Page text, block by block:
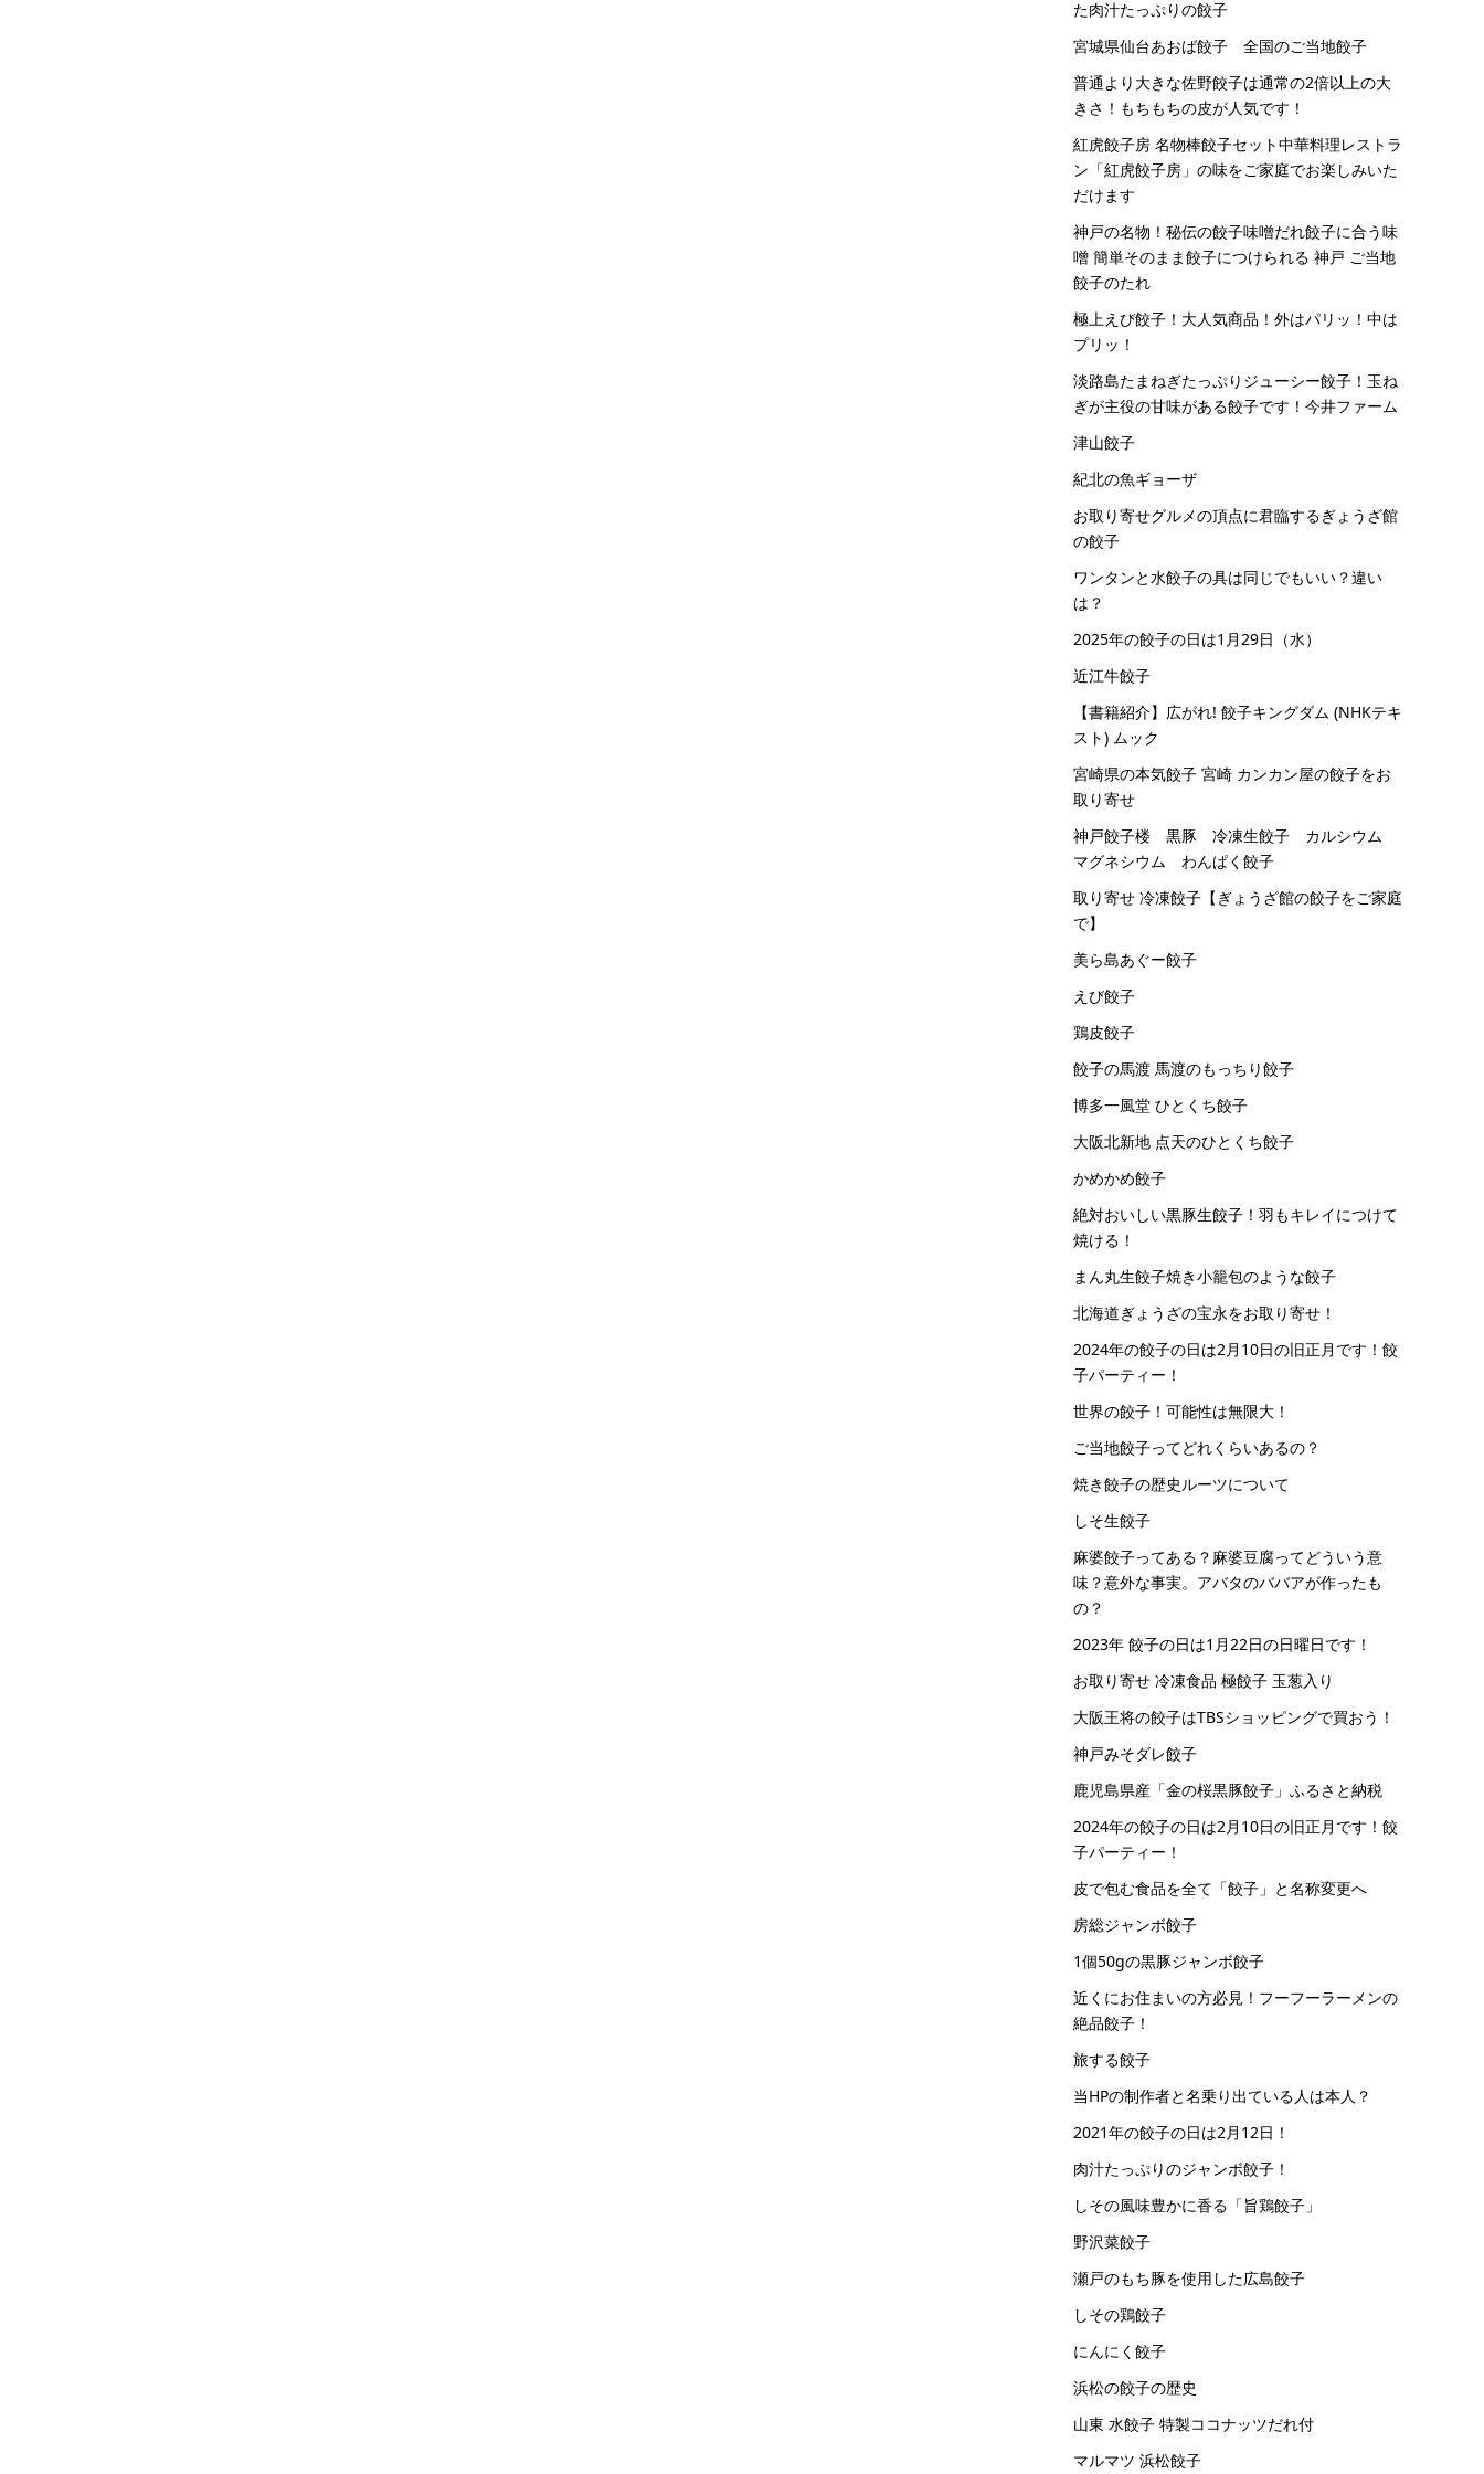
た肉汁たっぷりの餃子
宮城県仙台あおば餃子 全国のご当地餃子
普通より大きな佐野餃子は通常の2倍以上の大
きさ！もちもちの皮が人気です！
紅虎餃子房 名物棒餃子セット中華料理レストラ
ン「紅虎餃子房」の味をご家庭でお楽しみいた
だけます
神戸の名物！秘伝の餃子味噌だれ餃子に合う味
噌 簡単そのまま餃子につけられる 神戸 ご当地
餃子のたれ
極上えび餃子！大人気商品！外はパリッ！中は
プリッ！
淡路島たまねぎたっぷりジューシー餃子！玉ね
ぎが主役の甘味がある餃子です！今井ファーム
津山餃子
紀北の魚ギョーザ
お取り寄せグルメの頂点に君臨するぎょうざ館
の餃子
ワンタンと水餃子の具は同じでもいい？違い
は？
2025年の餃子の日は1月29日（水）
近江牛餃子
【書籍紹介】広がれ! 餃子キングダム (NHKテキ
スト) ムック
宮崎県の本気餃子 宮崎 カンカン屋の餃子をお
取り寄せ
神戸餃子楼 黒豚 冷凍生餃子 カルシウム
マグネシウム わんぱく餃子
取り寄せ 冷凍餃子【ぎょうざ館の餃子をご家庭
で】
美ら島あぐー餃子
えび餃子
鶏皮餃子
餃子の馬渡 馬渡のもっちり餃子
博多一風堂 ひとくち餃子
大阪北新地 点天のひとくち餃子
かめかめ餃子
絶対おいしい黒豚生餃子！羽もキレイにつけて
焼ける！
まん丸生餃子焼き小籠包のような餃子
北海道ぎょうざの宝永をお取り寄せ！
2024年の餃子の日は2月10日の旧正月です！餃
子パーティー！
世界の餃子！可能性は無限大！
ご当地餃子ってどれくらいあるの？
焼き餃子の歴史ルーツについて
しそ生餃子
麻婆餃子ってある？麻婆豆腐ってどういう意
味？意外な事実。アバタのババアが作ったも
の？
2023年 餃子の日は1月22日の日曜日です！
お取り寄せ 冷凍食品 極餃子 玉葱入り
大阪王将の餃子はTBSショッピングで買おう！
神戸みそダレ餃子
鹿児島県産「金の桜黒豚餃子」ふるさと納税
2024年の餃子の日は2月10日の旧正月です！餃
子パーティー！
皮で包む食品を全て「餃子」と名称変更へ
房総ジャンボ餃子
1個50gの黒豚ジャンボ餃子
近くにお住まいの方必見！フーフーラーメンの
絶品餃子！
旅する餃子
当HPの制作者と名乗り出ている人は本人？
2021年の餃子の日は2月12日！
肉汁たっぷりのジャンボ餃子！
しその風味豊かに香る「旨鶏餃子」
野沢菜餃子
瀬戸のもち豚を使用した広島餃子
しその鶏餃子
にんにく餃子
浜松の餃子の歴史
山東 水餃子 特製ココナッツだれ付
マルマツ 浜松餃子